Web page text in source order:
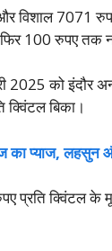
विशाल 7071
100 रुपए तक
2025 को इंदौर
बिका।
का प्याज, लहसुन
क्विंटल के